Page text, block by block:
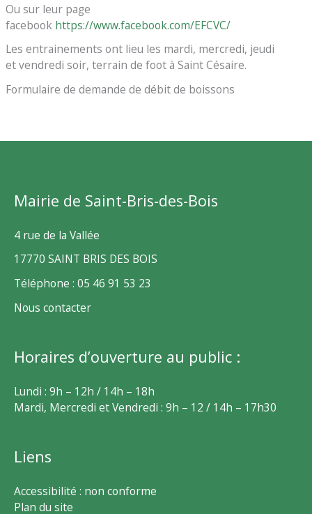
Ou sur leur page
facebook https://www.facebook.com/EFCVC/
Les entrainements ont lieu les mardi, mercredi, jeudi
et vendredi soir, terrain de foot à Saint Césaire.
Formulaire de demande de débit de boissons
Mairie de Saint-Bris-des-Bois
4 rue de la Vallée
17770 SAINT BRIS DES BOIS
Téléphone : 05 46 91 53 23
Nous contacter
Horaires d’ouverture au public :
Lundi : 9h – 12h / 14h – 18h
Mardi, Mercredi et Vendredi : 9h – 12 / 14h – 17h30
Liens
Accessibilité : non conforme
Plan du site